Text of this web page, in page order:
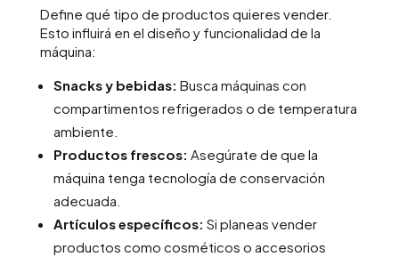
Define qué tipo de productos quieres vender.
Esto influirá en el diseño y funcionalidad de la
máquina:
Snacks y bebidas: Busca máquinas con
compartimentos refrigerados o de temperatura
ambiente.
Productos frescos: Asegúrate de que la
máquina tenga tecnología de conservación
adecuada.
Artículos específicos: Si planeas vender
productos como cosméticos o accesorios